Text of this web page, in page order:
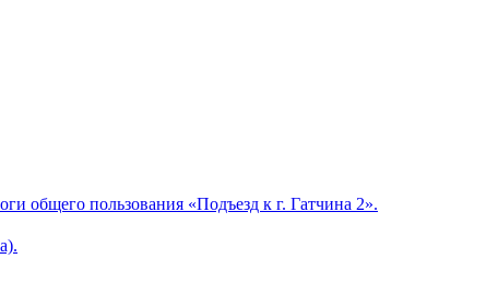
общего пользования «Подъезд к г. Гатчина 2».